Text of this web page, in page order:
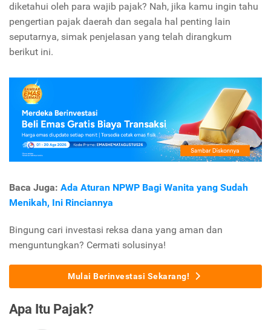
diketahui oleh para wajib pajak? Nah, jika kamu ingin tahu
pengertian pajak daerah dan segala hal penting lain
seputarnya, simak penjelasan yang telah dirangkum
berikut ini.
Baca Juga: Ada Aturan NPWP Bagi Wanita yang Sudah
Menikah, Ini Rinciannya
Bingung cari investasi reksa dana yang aman dan
menguntungkan? Cermati solusinya!
Mulai Berinvestasi Sekarang!
Apa Itu Pajak?